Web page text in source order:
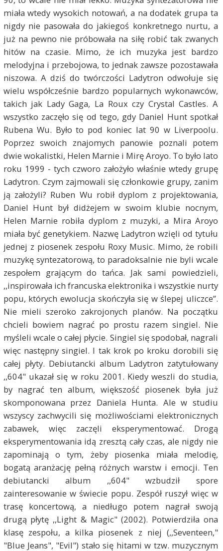
miała wtedy wysokich notowań, a na dodatek grupa ta
nigdy nie pasowała do jakiegoś konkretnego nurtu, a
już na pewno nie próbowała na siłę robić tak zwanych
hitów na czasie. Mimo, że ich muzyka jest bardzo
melodyjna i przebojowa, to jednak zawsze pozostawała
niszowa. A dziś do twórczości Ladytron odwołuje się
wielu współcześnie bardzo popularnych wykonawców,
takich jak Lady Gaga, La Roux czy Crystal Castles. A
wszystko zaczęło się od tego, gdy Daniel Hunt spotkał
Rubena Wu. Było to pod koniec lat 90 w Liverpoolu.
Poprzez swoich znajomych panowie poznali potem
dwie wokalistki, Helen Marnie i Mirę Aroyo. To było lato
roku 1999 - tych czworo założyło właśnie wtedy grupę
Ladytron. Czym zajmowali się członkowie grupy, zanim
ją założyli? Ruben Wu robił dyplom z projektowania,
Daniel Hunt był didżejem w swoim klubie nocnym,
Helen Marnie robiła dyplom z muzyki, a Mira Aroyo
miała być genetykiem. Nazwę Ladytron wzięli od tytułu
jednej z piosenek zespołu Roxy Music. Mimo, że robili
muzykę syntezatorową, to paradoksalnie nie byli wcale
zespołem grającym do tańca. Jak sami powiedzieli,
,,inspirowała ich francuska elektronika i wszystkie nurty
popu, których ewolucja skończyła się w ślepej uliczce”.
Nie mieli szeroko zakrojonych planów. Na początku
chcieli bowiem nagrać po prostu razem singiel. Nie
myśleli wcale o całej płycie. Singiel się spodobał, nagrali
więc następny singiel. I tak krok po kroku dorobili się
całej płyty. Debiutancki album Ladytron zatytułowany
,,604" ukazał się w roku 2001. Kiedy weszli do studia,
by nagrać ten album, większość piosenek była już
skomponowana przez Daniela Hunta. Ale w studiu
wszyscy zachwycili się możliwościami elektronicznych
zabawek, więc zaczęli eksperymentować. Drogą
eksperymentowania idą zresztą cały czas, ale nigdy nie
zapominają o tym, żeby piosenka miała melodię,
bogatą aranżację pełną różnych warstw i emocji. Ten
debiutancki album ,,604" wzbudził spore
zainteresowanie w świecie popu. Zespół ruszył więc w
trasę koncertową, a niedługo potem nagrał swoją
drugą płytę ,,Light & Magic" (2002). Potwierdziła ona
klasę zespołu, a kilka piosenek z niej (,,Seventeen,"
"Blue Jeans", "Evil") stało się hitami w tzw. muzycznym